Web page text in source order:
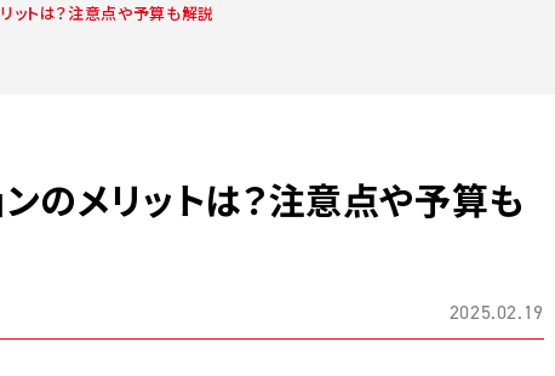
ットは？注意点や予算も解説
のメリットは？注意点や予算も
2025.02.19